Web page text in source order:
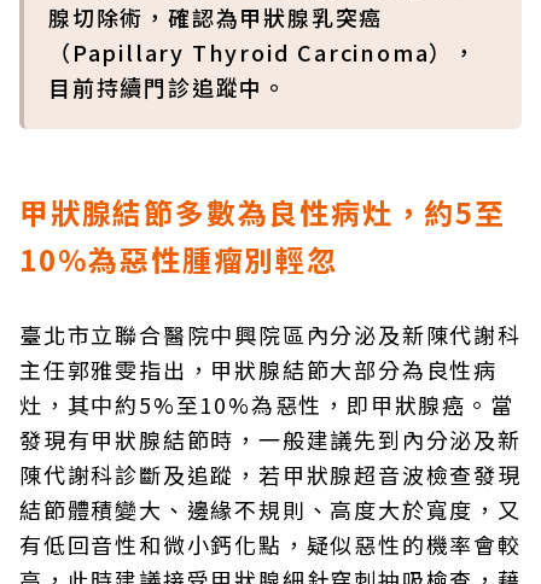
腺切除術，確認為甲狀腺乳突癌
（Papillary Thyroid Carcinoma），
目前持續門診追蹤中。
甲狀腺結節多數為良性病灶，約5至
10%為惡性腫瘤別輕忽
臺北市立聯合醫院中興院區內分泌及新陳代謝科
主任郭雅雯指出，甲狀腺結節大部分為良性病
灶，其中約5%至10%為惡性，即甲狀腺癌。當
發現有甲狀腺結節時，一般建議先到內分泌及新
陳代謝科診斷及追蹤，若甲狀腺超音波檢查發現
結節體積變大、邊緣不規則、高度大於寬度，又
有低回音性和微小鈣化點，疑似惡性的機率會較